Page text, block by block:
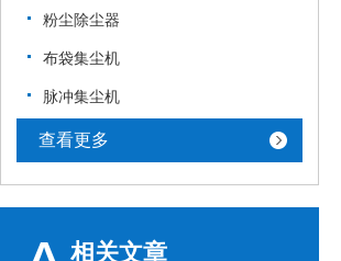
粉尘除尘器
布袋集尘机
脉冲集尘机
查看更多
相关文章